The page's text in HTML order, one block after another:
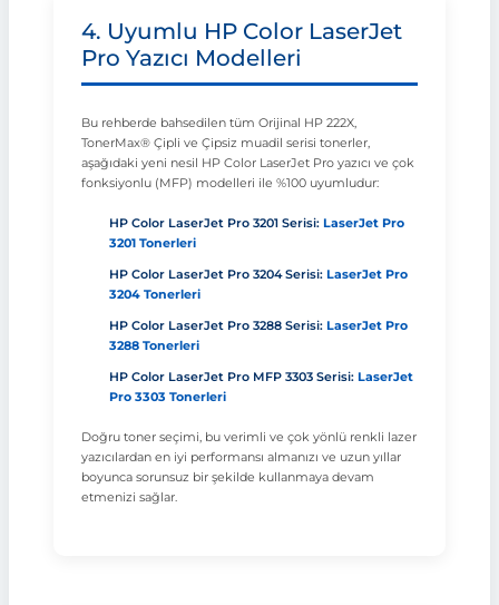
4. Uyumlu HP Color LaserJet
Pro Yazıcı Modelleri
Bu rehberde bahsedilen tüm Orijinal HP 222X,
TonerMax® Çipli ve Çipsiz muadil serisi tonerler,
aşağıdaki yeni nesil HP Color LaserJet Pro yazıcı ve çok
fonksiyonlu (MFP) modelleri ile %100 uyumludur:
HP Color LaserJet Pro 3201 Serisi: LaserJet Pro
3201 Tonerleri
HP Color LaserJet Pro 3204 Serisi: LaserJet Pro
3204 Tonerleri
HP Color LaserJet Pro 3288 Serisi: LaserJet Pro
3288 Tonerleri
HP Color LaserJet Pro MFP 3303 Serisi: LaserJet
Pro 3303 Tonerleri
Doğru toner seçimi, bu verimli ve çok yönlü renkli lazer
yazıcılardan en iyi performansı almanızı ve uzun yıllar
boyunca sorunsuz bir şekilde kullanmaya devam
etmenizi sağlar.